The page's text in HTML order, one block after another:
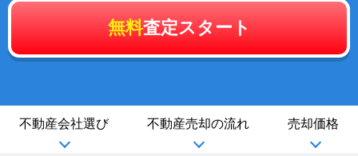
無料査定スタート
不動産会社選び 不動産売却の流れ 売却価格